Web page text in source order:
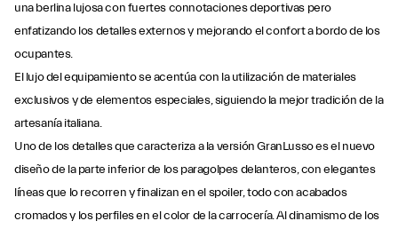
una berlina lujosa con fuertes connotaciones deportivas pero
enfatizando los detalles externos y mejorando el confort a bordo de los
ocupantes.
El lujo del equipamiento se acentúa con la utilización de materiales
exclusivos y de elementos especiales, siguiendo la mejor tradición de la
artesanía italiana.
Uno de los detalles que caracteriza a la versión GranLusso es el nuevo
diseño de la parte inferior de los paragolpes delanteros, con elegantes
líneas que lo recorren y finalizan en el spoiler, todo con acabados
cromados y los perfiles en el color de la carrocería. Al dinamismo de los